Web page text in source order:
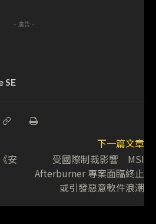
- 廣告 -
SE
安
下一篇文章
受國際制裁影響 MSI
Afterburner 專案面臨終止
或引發惡意軟件浪潮